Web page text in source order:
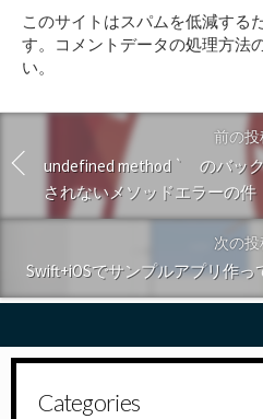
す
る
このサイトはスパムを低減する
す。
コメントデータの処理方法
い。
前の投
undefined method ` のバッ
されないメソッドエラーの件
次の投
Swift+iOSでサンプルアプリ作っ
Categories